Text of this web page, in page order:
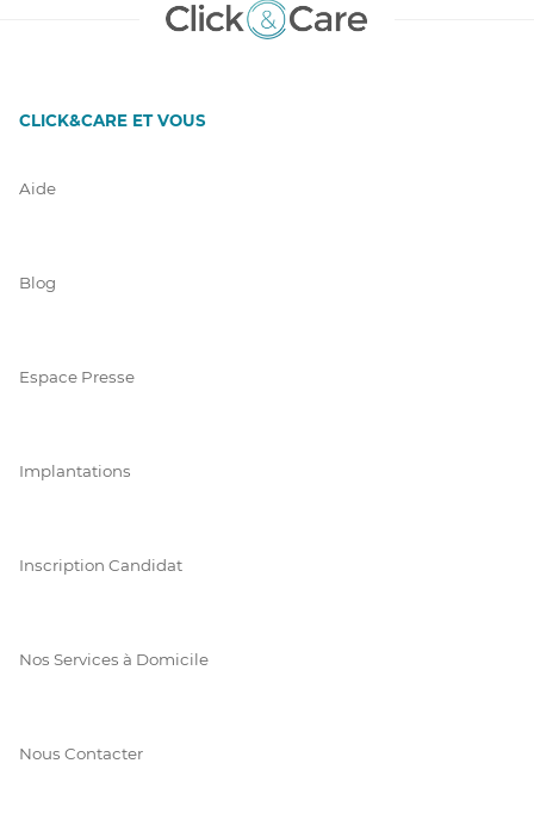
CLICK&CARE ET VOUS
Aide
Blog
Espace Presse
Implantations
Inscription Candidat
Nos Services à Domicile
Nous Contacter